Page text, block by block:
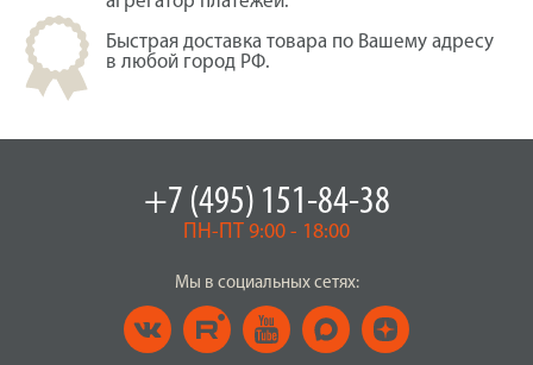
Быстрая доставка товара по Вашему адресу
в любой город РФ.
+7 (495) 151-84-38
ПН-ПТ 9:00 - 18:00
Мы в социальных сетях: